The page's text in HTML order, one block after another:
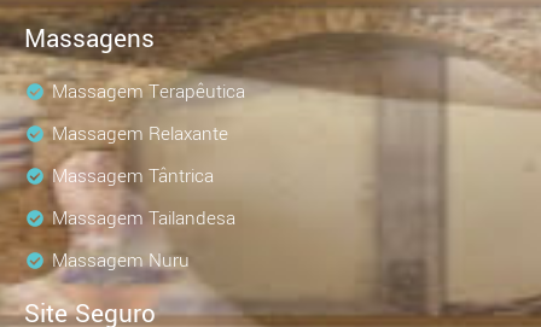
Massagens
Massagem Terapêutica
Massagem Relaxante
Massagem Tântrica
Massagem Tailandesa
Massagem Nuru
Site Seguro